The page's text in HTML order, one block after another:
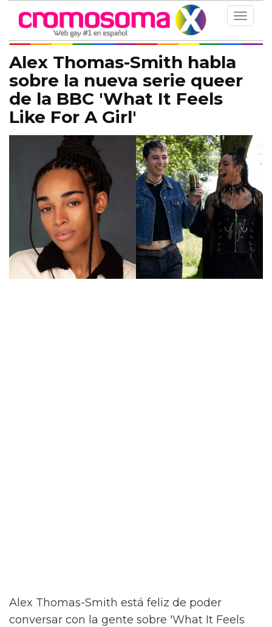
Toggle
Alex Thomas-Smith habla
sobre la nueva serie queer
de la BBC 'What It Feels
Like For A Girl'
Alex Thomas-Smith está feliz de poder
conversar con la gente sobre 'What It Feels